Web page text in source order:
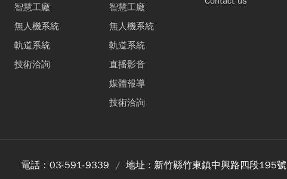
智慧工廠
無人機系統
軌道系統
技術洽詢
智慧工廠
無人機系統
軌道系統
直播影音
媒體報導
技術洽詢
電話： 03-591-9339 地址 : 新竹縣竹東鎮中興路四段195號